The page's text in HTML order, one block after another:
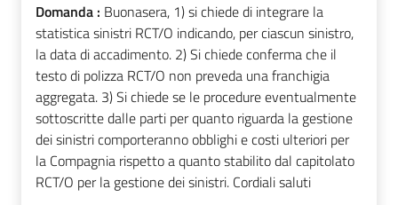
Domanda : Buonasera, 1) si chiede di integrare la
statistica sinistri RCT/O indicando, per ciascun sinistro,
la data di accadimento. 2) Si chiede conferma che il
testo di polizza RCT/O non preveda una franchigia
aggregata. 3) Si chiede se le procedure eventualmente
sottoscritte dalle parti per quanto riguarda la gestione
dei sinistri comporteranno obblighi e costi ulteriori per
la Compagnia rispetto a quanto stabilito dal capitolato
RCT/O per la gestione dei sinistri. Cordiali saluti